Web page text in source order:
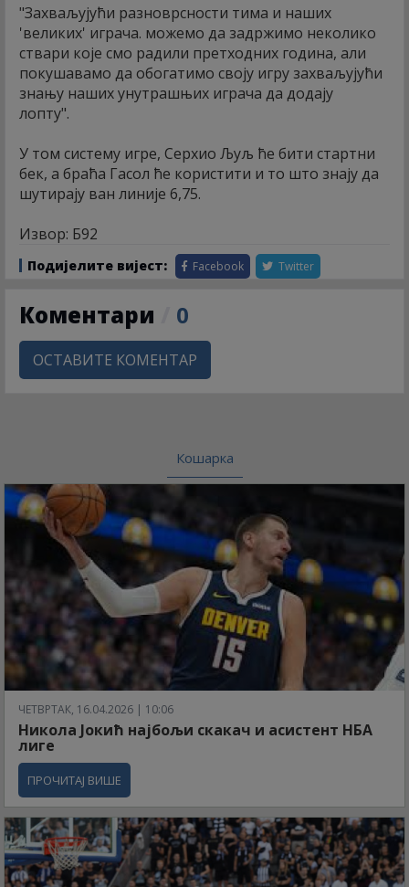
"Захваљујући разноврсности тима и наших
'великих' играча. можемо да задржимо неколико
ствари које смо радили претходних година, али
покушавамо да обогатимо своју игру захваљујући
знању наших унутрашњих играча да додају
лопту".
У том систему игре, Серхио Љуљ ће бити стартни
бек, а браћа Гасол ће користити и то што знају да
шутирају ван линије 6,75.
Извор: Б92
Подијелите вијест: Facebook Twitter
Коментари 0
ОСТАВИТЕ КОМЕНТАР
Кошарка
ЧЕТВРТАК, 16.04.2026 | 10:06
Никола Јокић најбољи скакач и асистент НБА
лиге
ПРОЧИТАЈ ВИШЕ